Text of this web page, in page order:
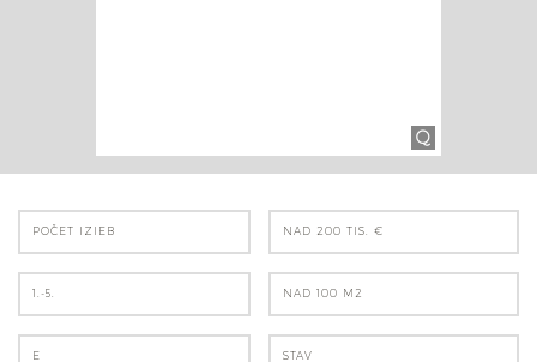
Q
POČET IZIEB NAD 200 TIS. €
1.-5. NAD 100 M2
E STAV